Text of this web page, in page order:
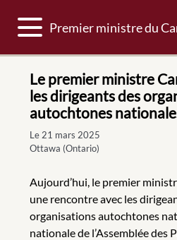
Basculer la navigation
Premier ministre du
Le premier ministre
les dirigeants des
autochtones
Le 21 mars 2025
Ottawa (Ontario)
Aujourd’hui, le premier
une rencontre avec les
organisations autochtones
nationale de l’Assemblée des